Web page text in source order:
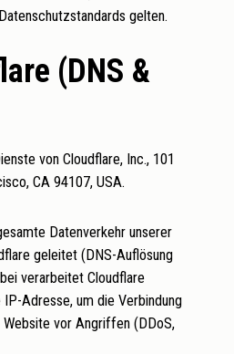
gelten.
(DNS &
von Cloudflare, Inc., 101
CA 94107, USA.
Datenverkehr unserer
geleitet (DNS-Auflösung
verarbeitet Cloudflare
Adresse, um die Verbindung
vor Angriffen (DDoS,